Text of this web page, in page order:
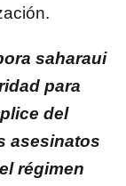
saharaui
para
del
asesinatos
régimen